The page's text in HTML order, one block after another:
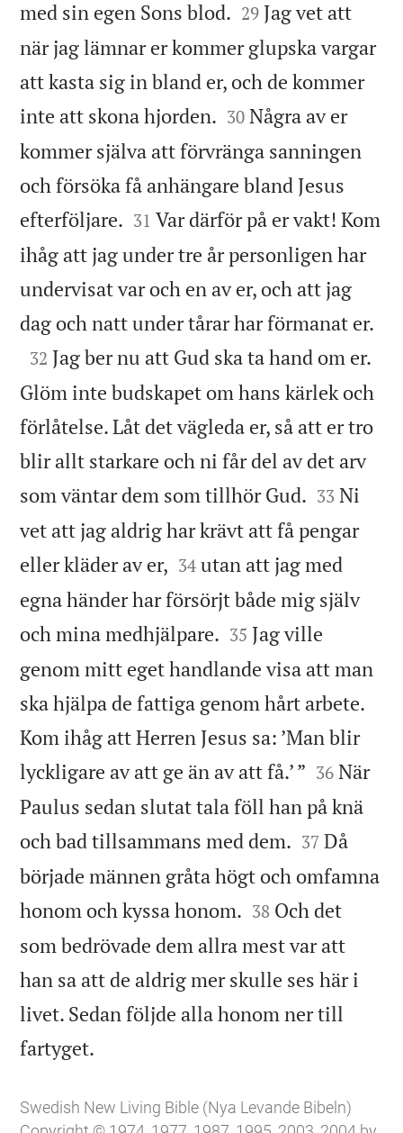
med sin egen Sons blod. 

29 Jag vet att
när jag lämnar er kommer glupska vargar
att kasta sig in bland er, och de kommer
inte att skona hjorden. 

30 Några av er
kommer själva att förvränga sanningen
och försöka få anhängare bland Jesus
efterföljare. 

31 Var därför på er vakt! Kom
ihåg att jag under tre år personligen har
undervisat var och en av er, och att jag
dag och natt under tårar har förmanat er.

32 Jag ber nu att Gud ska ta hand om er.
Glöm inte budskapet om hans kärlek och
förlåtelse. Låt det vägleda er, så att er tro
blir allt starkare och ni får del av det arv
som väntar dem som tillhör Gud. 

33 Ni
vet att jag aldrig har krävt att få pengar
eller kläder av er, 

34 utan att jag med
egna händer har försörjt både mig själv
och mina medhjälpare. 

35 Jag ville
genom mitt eget handlande visa att man
ska hjälpa de fattiga genom hårt arbete.
Kom ihåg att Herren Jesus sa: ’Man blir
lyckligare av att ge än av att få.’ ” 

36 När
Paulus sedan slutat tala föll han på knä
och bad tillsammans med dem. 

37 Då
började männen gråta högt och omfamna
honom och kyssa honom. 

38 Och det
som bedrövade dem allra mest var att
han sa att de aldrig mer skulle ses här i
livet. Sedan följde alla honom ner till
fartyget.
Swedish New Living Bible (Nya Levande Bibeln)